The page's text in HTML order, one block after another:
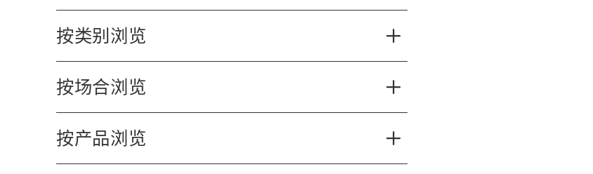
按类别浏览
按场合浏览
按产品浏览